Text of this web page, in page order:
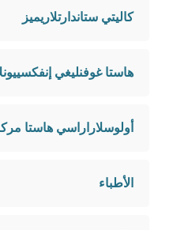
كاليتي ستاندارتلاريميز
هاستا غوفنليغي
أولوسلاراراسي هاستا
الأطباء